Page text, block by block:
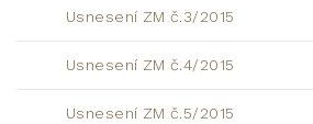
Usnesení ZM č.3/2015
Usnesení ZM č.4/2015
Usnesení ZM č.5/2015